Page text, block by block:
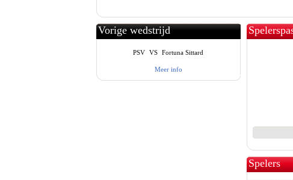
Vorige wedstrijd
PSV VS Fortuna Sittard
Meer info
Spelers